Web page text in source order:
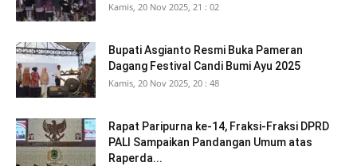
Kamis, 20 Nov 2025, 21 : 02
Bupati Asgianto Resmi Buka Pameran
Dagang Festival Candi Bumi Ayu 2025
Kamis, 20 Nov 2025, 20 : 48
Rapat Paripurna ke-14, Fraksi-Fraksi DPRD
PALI Sampaikan Pandangan Umum atas
Raperda...